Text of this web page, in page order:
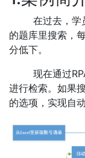
在过去，学员
的题库里搜索，
分低下。
现在通过RPA
进行检索。如果
的选项，实现自